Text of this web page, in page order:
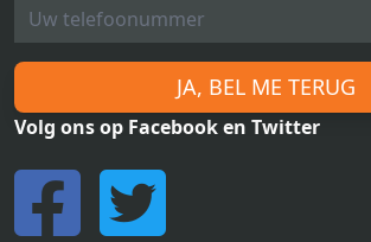
JA, BEL ME TERUG
Volg ons op Facebook en Twitter